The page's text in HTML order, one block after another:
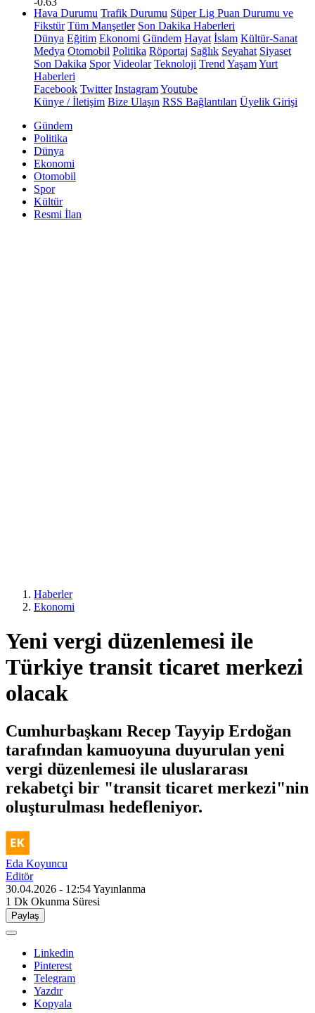
Hava Durumu Trafik Durumu Süper Lig Puan Durumu ve
Fikstür Tüm Manşetler Son Dakika Haberleri
Dünya Eğitim Ekonomi Gündem Hayat İslam Kültür-Sanat
Medya Otomobil Politika Röportaj Sağlık Seyahat Siyaset
Son Dakika Spor Videolar Teknoloji Trend YaşamYurt
Haberleri
Facebook Twitter InstagramYoutube
Künye / İletişim Bize Ulaşın RSS Bağlantıları Üyelik Girişi
Gündem
Politika
Dünya
Ekonomi
Otomobil
Spor
Kültür
Resmi İlan
Haberler
Ekonomi
Yeni vergi düzenlemesi ile
Türkiye transit ticaret merkezi
olacak
Cumhurbaşkanı Recep Tayyip Erdoğan
tarafından kamuoyuna duyurulan yeni
vergi düzenlemesi ile uluslararası
rekabetçi bir "transit ticaret merkezi"nin
oluşturulması hedefleniyor.
Eda Koyuncu
Editör
30.04.2026 - 12:54Yayınlanma
1 Dk Okunma Süresi
Paylaş
Linkedin
Pinterest
Telegram
Yazdır
Kopyala